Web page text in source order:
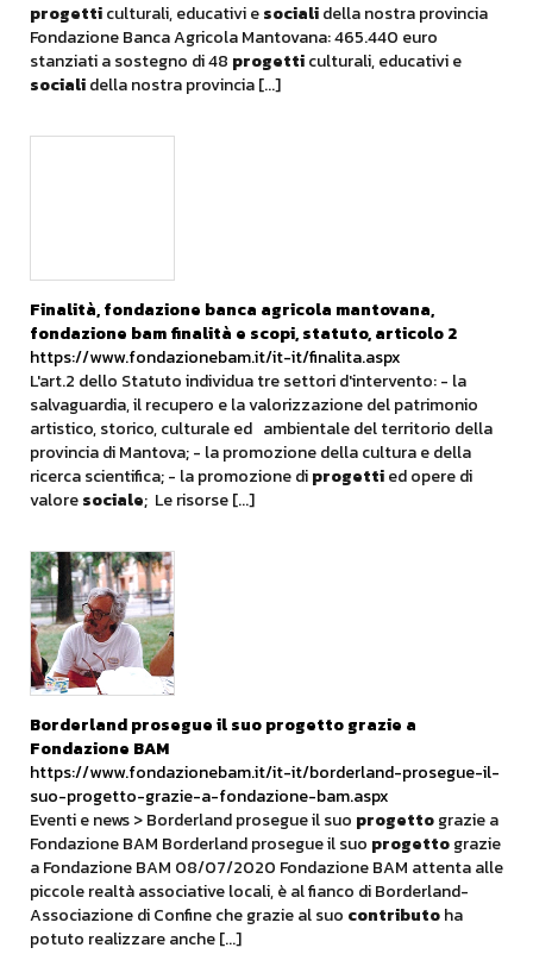
progetticulturali, educativi esocialidella nostra provincia
Fondazione Banca Agricola Mantovana: 465.440 euro
stanziati a sostegno di 48 progetticulturali, educativi e
socialidella nostra provincia [...]
Finalità, fondazione banca agricola mantovana,
fondazione bam finalità e scopi, statuto, articolo 2
https://www.fondazionebam.it/it-it/finalita.aspx
L'art.2 dello Statuto individua tre settori d'intervento: - la
salvaguardia, il recupero e la valorizzazione del patrimonio
artistico, storico, culturale ed ambientale del territorio della
provincia di Mantova; - la promozione della cultura e della
ricerca scientifica; - la promozione diprogettied opere di
valoresociale; Le risorse [...]
Borderland prosegue il suoprogettograzie a
Fondazione BAM
https://www.fondazionebam.it/it-it/borderland-prosegue-il-
suo-progetto-grazie-a-fondazione-bam.aspx
Eventi e news > Borderland prosegue il suo progettograzie a
Fondazione BAM Borderland prosegue il suo progettograzie
a Fondazione BAM 08/07/2020 Fondazione BAM attenta alle
piccole realtà associative locali, è al fianco di Borderland-
Associazione di Confine che grazie al suo contributoha
potuto realizzare anche [...]